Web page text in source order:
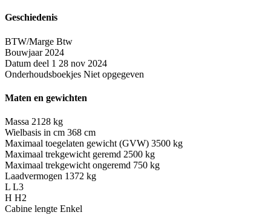
Geschiedenis
BTW/Marge Btw
Bouwjaar 2024
Datum deel 1 28 nov 2024
Onderhoudsboekjes Niet opgegeven
Maten en gewichten
Massa 2128 kg
Wielbasis in cm 368 cm
Maximaal toegelaten gewicht (GVW) 3500 kg
Maximaal trekgewicht geremd 2500 kg
Maximaal trekgewicht ongeremd 750 kg
Laadvermogen 1372 kg
L L3
H H2
Cabine lengte Enkel